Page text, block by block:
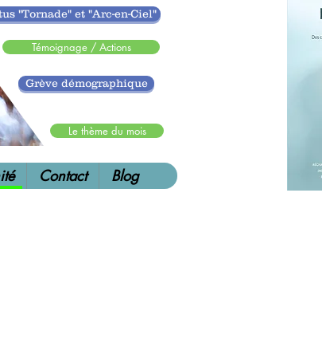
Témoignage / Actions
Grève démographique
"Tornade" et "Arc-en-Ciel"
Le thème du mois
Contact Blog